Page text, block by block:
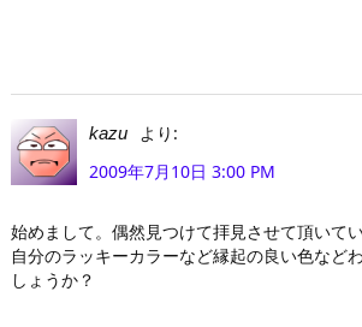
kazu
より:
2009年7月10日 3:00 PM
始めまして。偶然見つけて拝見させて頂いてい
自分のラッキーカラーなど縁起の良い色など
しょうか？